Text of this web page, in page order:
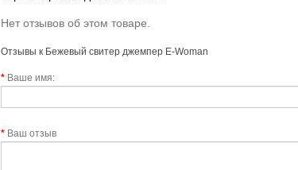
Нет отзывов об этом товаре.
Отзывы к Бежевый свитер джемпер E-Woman
Ваше имя:
Ваш отзыв